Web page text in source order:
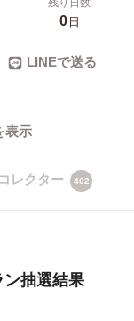
0日
LINEで送る
表示
コレクター 402
抽選結果